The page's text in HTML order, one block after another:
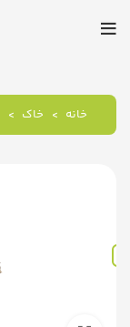
خانه خاک